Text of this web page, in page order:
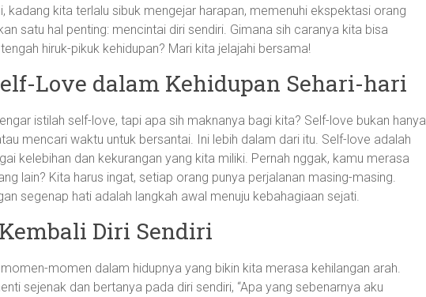
kadang kita terlalu sibuk mengejar harapan, memenuhi ekspektasi orang
satu hal penting: mencintai diri sendiri. Gimana sih caranya kita bisa
hiruk-pikuk kehidupan? Mari kita jelajahi bersama!
Love dalam Kehidupan Sehari-hari
istilah self-love, tapi apa sih maknanya bagi kita? Self-love bukan hanya
mencari waktu untuk bersantai. Ini lebih dalam dari itu. Self-love adalah
kelebihan dan kekurangan yang kita miliki. Pernah nggak, kamu merasa
lain? Kita harus ingat, setiap orang punya perjalanan masing-masing.
segenap hati adalah langkah awal menuju kebahagiaan sejati.
Diri Sendiri
momen dalam hidupnya yang bikin kita merasa kehilangan arah.
sejenak dan bertanya pada diri sendiri, “Apa yang sebenarnya aku